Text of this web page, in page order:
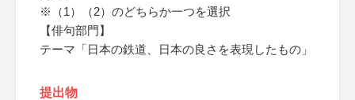
※（1）（2）のどちらか一つを選択
【俳句部門】
テーマ「日本の鉄道、日本の良さを表現したもの」
提出物